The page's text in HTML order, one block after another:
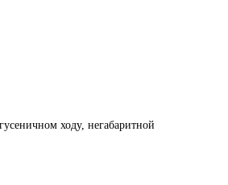
ходу, негабаритной